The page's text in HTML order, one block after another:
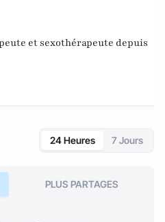
et sexothérapeute depuis
24 Heures 7 Jours
PLUS PARTAGES